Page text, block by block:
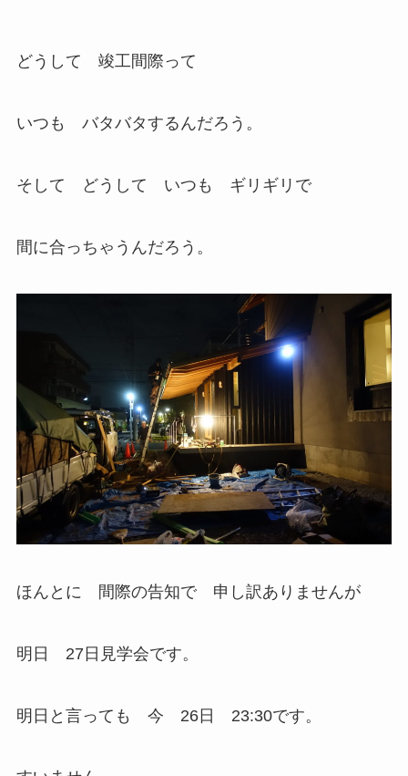
どうして 竣工間際って
いつも バタバタするんだろう。
そして どうして いつも ギリギリで
間に合っちゃうんだろう。
ほんとに 間際の告知で 申し訳ありませんが
明日 27日見学会です。
明日と言っても 今 26日 23:30です。